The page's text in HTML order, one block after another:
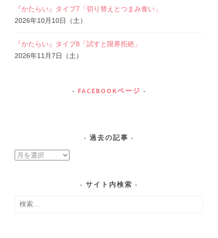
『かたらい』タイプ7「切り替えとつまみ食い」
2026年10月10日（土）
『かたらい』タイプ8「試すと限界拒絶」
2026年11月7日（土）
FACEBOOKページ
過去の記事
過
事
サイト内検索
検